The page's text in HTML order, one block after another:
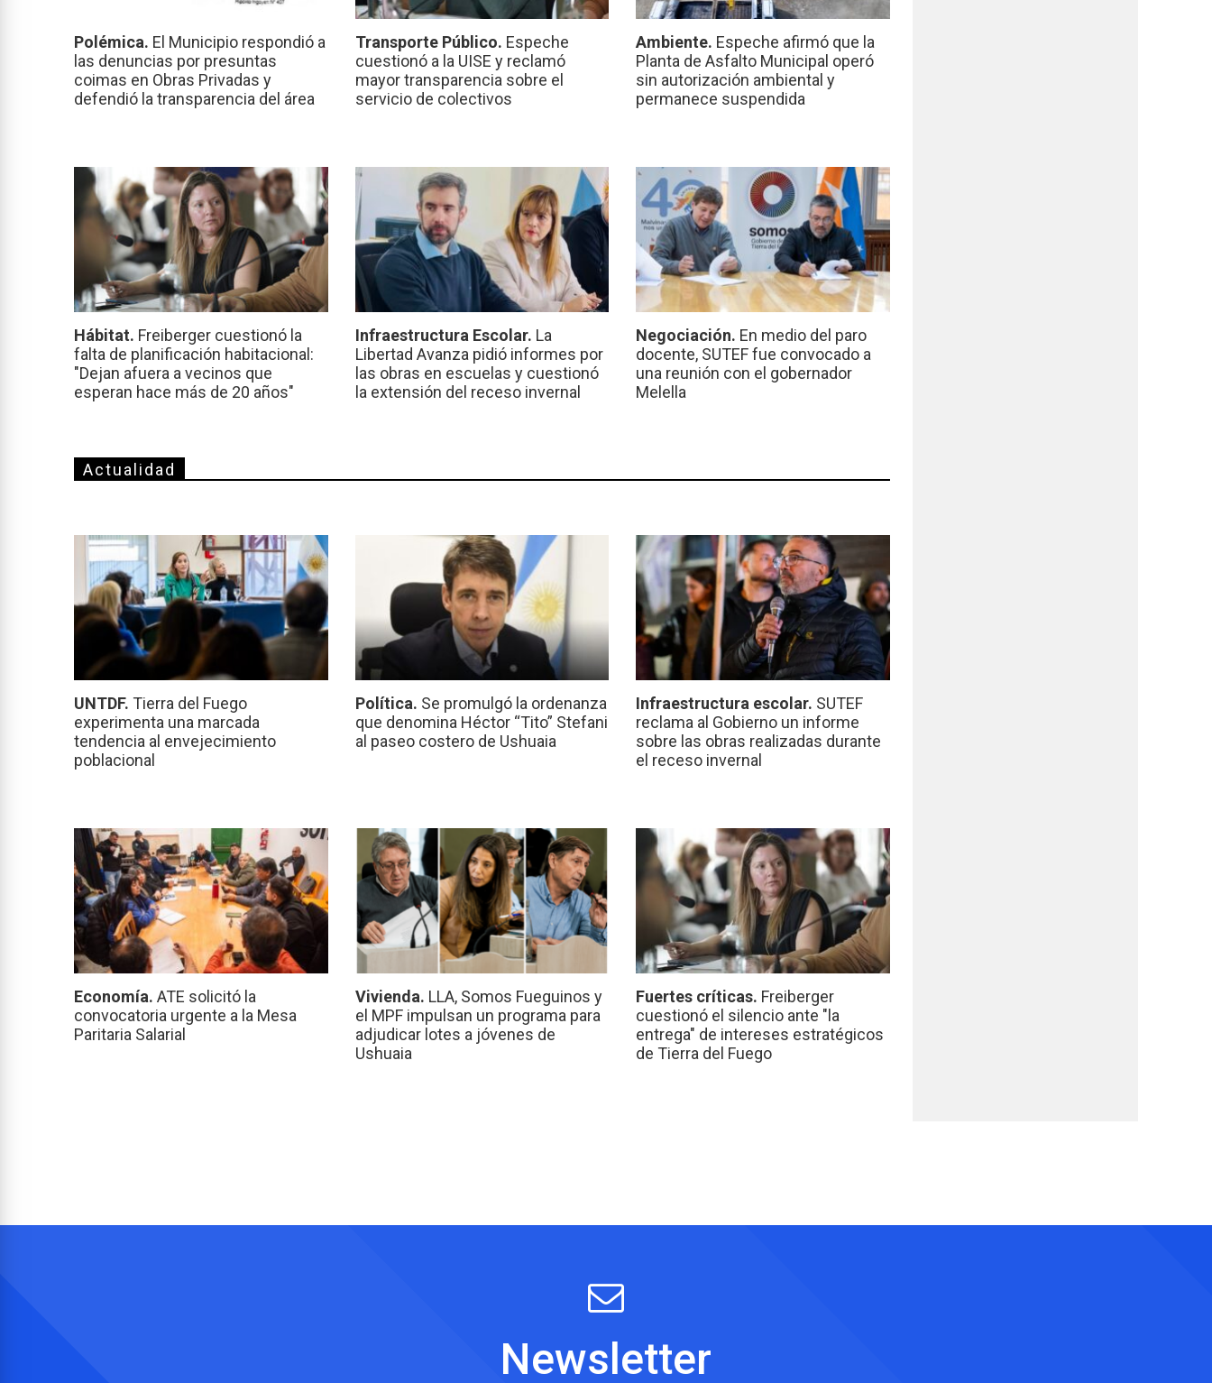
Polémica. El Municipio respondió a
las denuncias por presuntas
coimas en Obras Privadas y
defendió la transparencia del área
Transporte Público. Espeche
cuestionó a la UISE y reclamó
mayor transparencia sobre el
servicio de colectivos
Ambiente. Espeche afirmó que la
Planta de Asfalto Municipal operó
sin autorización ambiental y
permanece suspendida
Hábitat. Freiberger cuestionó la
falta de planificación habitacional:
"Dejan afuera a vecinos que
esperan hace más de 20 años"
Infraestructura Escolar. La
Libertad Avanza pidió informes por
las obras en escuelas y cuestionó
la extensión del receso invernal
Negociación. En medio del paro
docente, SUTEF fue convocado a
una reunión con el gobernador
Melella
Actualidad
UNTDF. Tierra del Fuego
experimenta una marcada
tendencia al envejecimiento
poblacional
Política. Se promulgó la ordenanza
que denomina Héctor “Tito” Stefani
al paseo costero de Ushuaia
Infraestructura escolar. SUTEF
reclama al Gobierno un informe
sobre las obras realizadas durante
el receso invernal
Economía. ATE solicitó la
convocatoria urgente a la Mesa
Paritaria Salarial
Vivienda. LLA, Somos Fueguinos y
el MPF impulsan un programa para
adjudicar lotes a jóvenes de
Ushuaia
Fuertes críticas. Freiberger
cuestionó el silencio ante "la
entrega" de intereses estratégicos
de Tierra del Fuego
Newsletter